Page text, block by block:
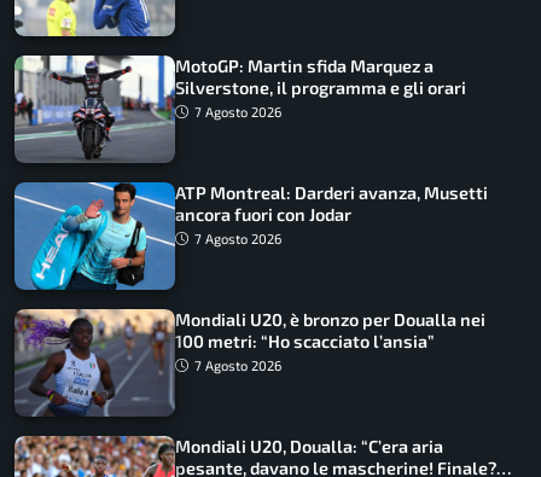
MotoGP: Martin sfida Marquez a
Silverstone, il programma e gli orari
7 Agosto 2026
ATP Montreal: Darderi avanza, Musetti
ancora fuori con Jodar
7 Agosto 2026
Mondiali U20, è bronzo per Doualla nei
100 metri: “Ho scacciato l’ansia”
7 Agosto 2026
Mondiali U20, Doualla: “C’era aria
pesante, davano le mascherine! Finale?